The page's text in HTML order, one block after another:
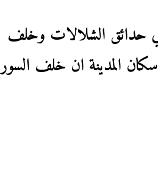
حدائق الشلالات وخلف
سكان المدينة ان خلف السور